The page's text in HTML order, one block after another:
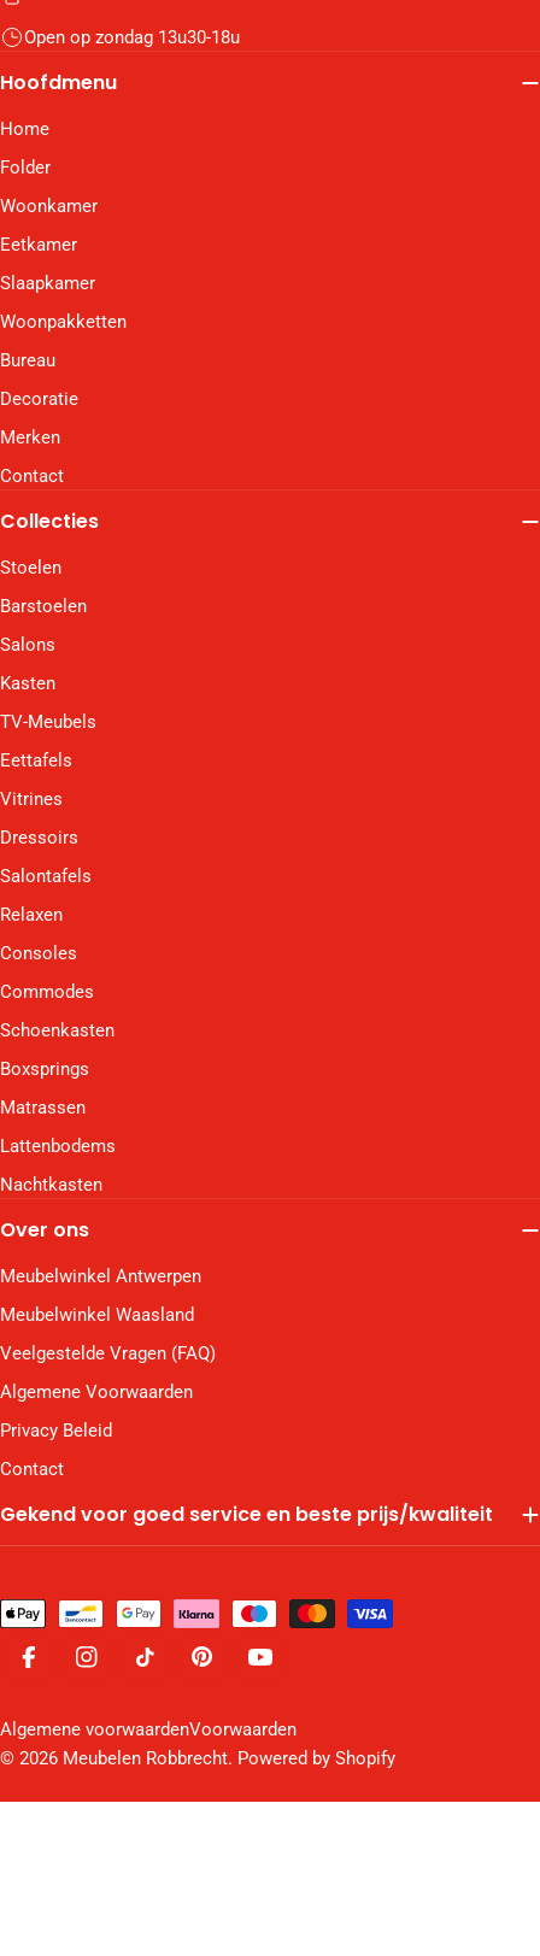
Open op zondag 13u30-18u
Hoofdmenu
Home
Folder
Woonkamer
Eetkamer
Slaapkamer
Woonpakketten
Bureau
Decoratie
Merken
Contact
Collecties
Stoelen
Barstoelen
Salons
Kasten
TV-Meubels
Eettafels
Vitrines
Dressoirs
Salontafels
Relaxen
Consoles
Commodes
Schoenkasten
Boxsprings
Matrassen
Lattenbodems
Nachtkasten
Over ons
Meubelwinkel Antwerpen
Meubelwinkel Waasland
Veelgestelde Vragen (FAQ)
Algemene Voorwaarden
Privacy Beleid
Contact
Gekend voor goed service en beste prijs/kwaliteit
Betaalmethodes
FacebookInstagramTikTokPinterestYouTube
© 2026 Meubelen Robbrecht. Powered by Shopify
Algemene voorwaardenVoorwaarden